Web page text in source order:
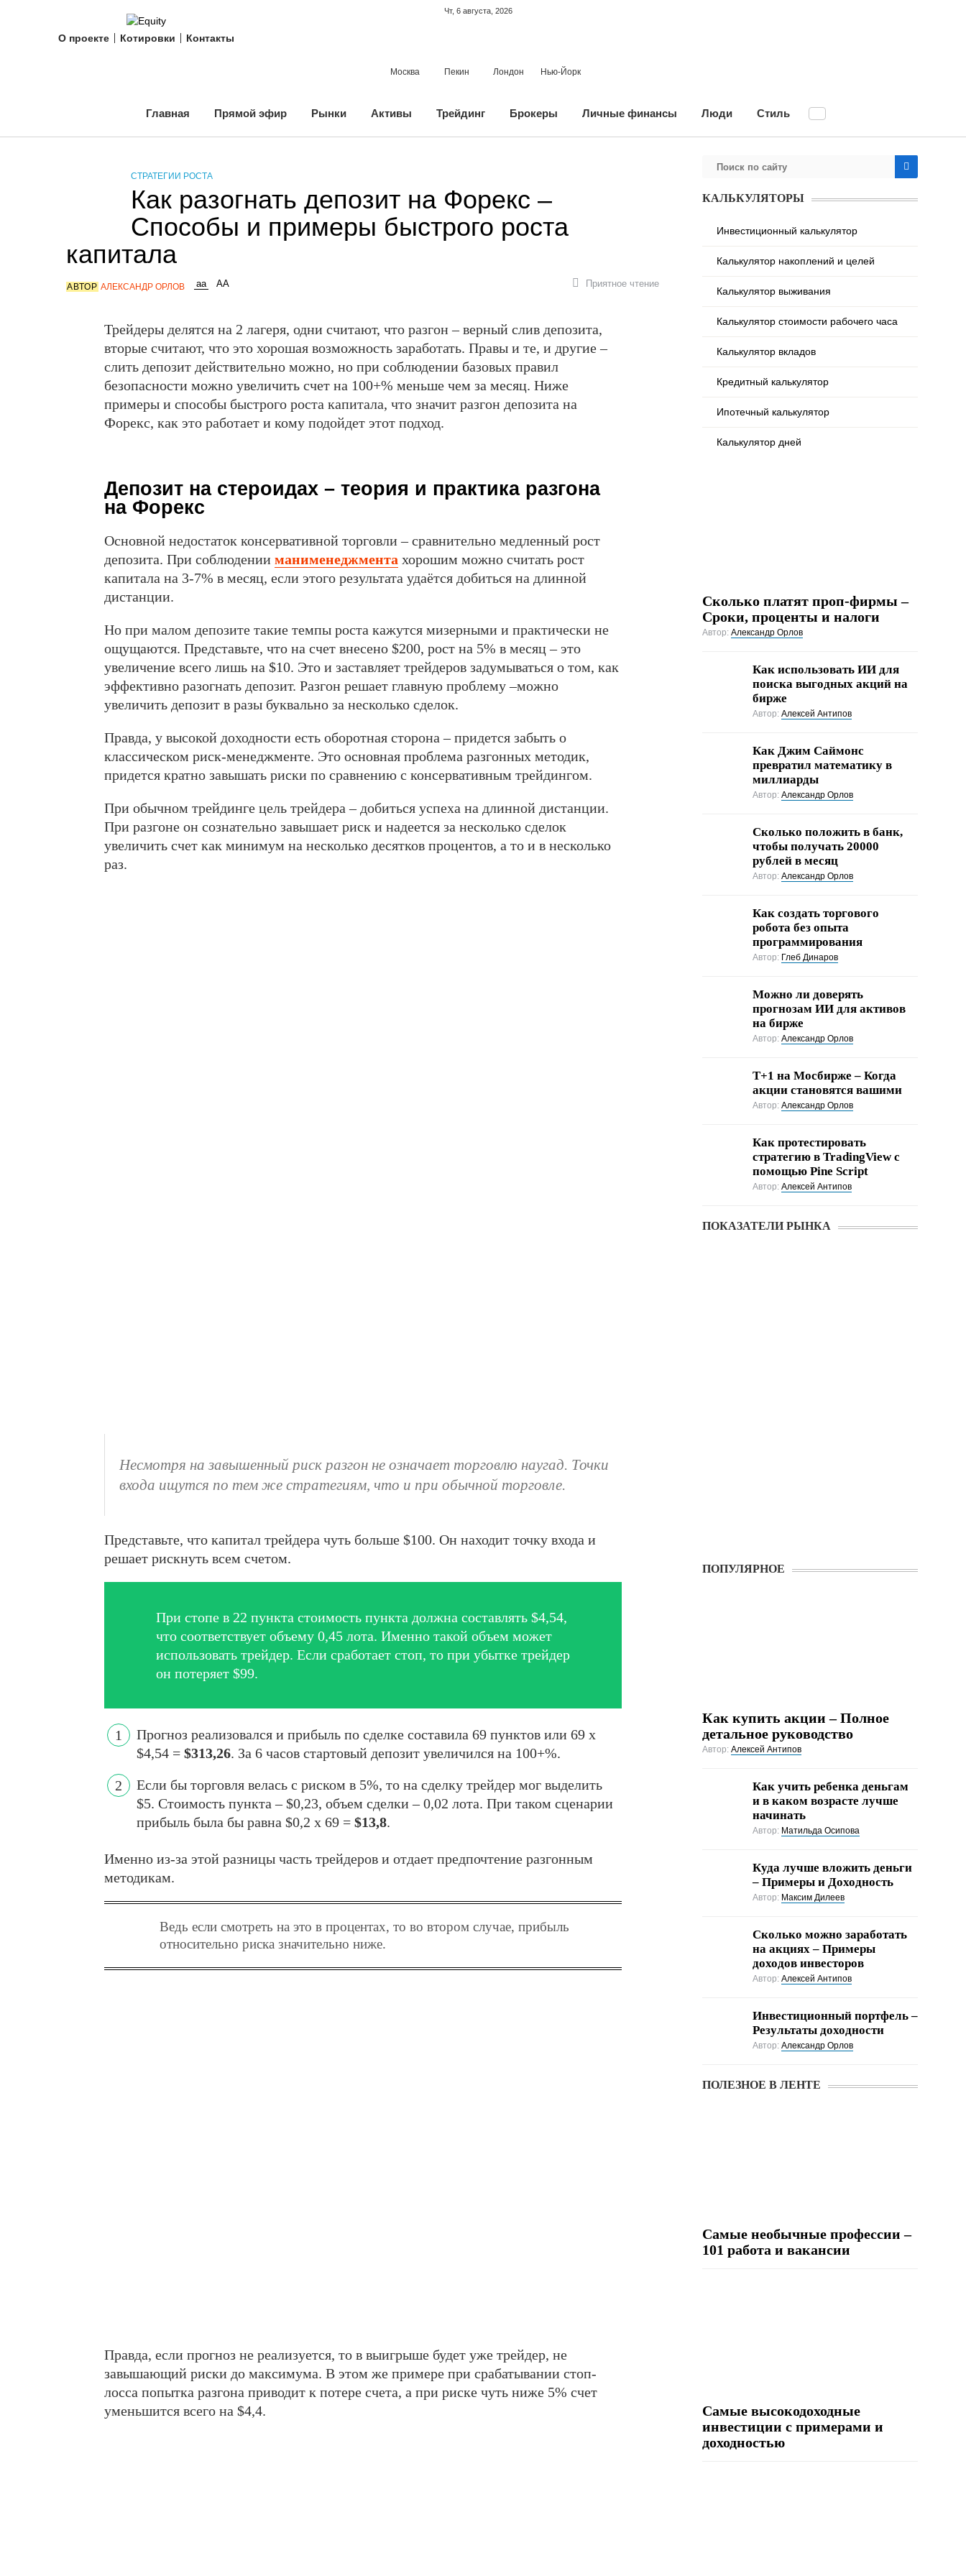
О проекте Котировки Контакты
Чт, 6 августа, 2026
Москва Пекин Лондон Нью-Йорк
Главная Прямой эфир Рынки Активы Трейдинг Брокеры Личные финансы Люди Стиль
СТРАТЕГИИ РОСТА
Как разогнать депозит на Форекс –
Способы и примеры быстрого роста
капитала
АВТОР АЛЕКСАНДР ОРЛОВ Приятное чтение
Трейдеры делятся на 2 лагеря, одни считают, что разгон – верный слив депозита,
вторые считают, что это хорошая возможность заработать. Правы и те, и другие –
слить депозит действительно можно, но при соблюдении базовых правил
безопасности можно увеличить счет на 100+% меньше чем за месяц. Ниже
примеры и способы быстрого роста капитала, что значит разгон депозита на
Форекс, как это работает и кому подойдет этот подход.
Депозит на стероидах – теория и практика разгона
на Форекс
Основной недостаток консервативной торговли – сравнительно медленный рост
депозита. При соблюдении манименеджмента хорошим можно считать рост
капитала на 3-7% в месяц, если этого результата удаётся добиться на длинной
дистанции.
Но при малом депозите такие темпы роста кажутся мизерными и практически не
ощущаются. Представьте, что на счет внесено $200, рост на 5% в месяц – это
увеличение всего лишь на $10. Это и заставляет трейдеров задумываться о том, как
эффективно разогнать депозит. Разгон решает главную проблему –можно
увеличить депозит в разы буквально за несколько сделок.
Правда, у высокой доходности есть оборотная сторона – придется забыть о
классическом риск-менеджменте. Это основная проблема разгонных методик,
придется кратно завышать риски по сравнению с консервативным трейдингом.
При обычном трейдинге цель трейдера – добиться успеха на длинной дистанции.
При разгоне он сознательно завышает риск и надеется за несколько сделок
увеличить счет как минимум на несколько десятков процентов, а то и в несколько
раз.
Несмотря на завышенный риск разгон не означает торговлю наугад. Точки
входа ищутся по тем же стратегиям, что и при обычной торговле.
Представьте, что капитал трейдера чуть больше $100. Он находит точку входа и
решает рискнуть всем счетом.
При стопе в 22 пункта стоимость пункта должна составлять $4,54,
что соответствует объему 0,45 лота. Именно такой объем может
использовать трейдер. Если сработает стоп, то при убытке трейдер
он потеряет $99.
Прогноз реализовался и прибыль по сделке составила 69 пунктов или 69 х
$4,54 = $313,26. За 6 часов стартовый депозит увеличился на 100+%.
Если бы торговля велась с риском в 5%, то на сделку трейдер мог выделить
$5. Стоимость пункта – $0,23, объем сделки – 0,02 лота. При таком сценарии
прибыль была бы равна $0,2 x 69 = $13,8.
Именно из-за этой разницы часть трейдеров и отдает предпочтение разгонным
методикам.
Ведь если смотреть на это в процентах, то во втором случае, прибыль
относительно риска значительно ниже.
Правда, если прогноз не реализуется, то в выигрыше будет уже трейдер, не
завышающий риски до максимума. В этом же примере при срабатывании стоп-
лосса попытка разгона приводит к потере счета, а при риске чуть ниже 5% счет
уменьшится всего на $4,4.
КАЛЬКУЛЯТОРЫ
Инвестиционный калькулятор
Калькулятор накоплений и целей
Калькулятор выживания
Калькулятор стоимости рабочего часа
Калькулятор вкладов
Кредитный калькулятор
Ипотечный калькулятор
Калькулятор дней
Сколько платят проп-фирмы –
Сроки, проценты и налоги
Автор: Александр Орлов
Как использовать ИИ для
поиска выгодных акций на
бирже
Автор: Алексей Антипов
Как Джим Саймонс
превратил математику в
миллиарды
Автор: Александр Орлов
Сколько положить в банк,
чтобы получать 20000
рублей в месяц
Автор: Александр Орлов
Как создать торгового
робота без опыта
программирования
Автор: Глеб Динаров
Можно ли доверять
прогнозам ИИ для активов
на бирже
Автор: Александр Орлов
Т+1 на Мосбирже – Когда
акции становятся вашими
Автор: Александр Орлов
Как протестировать
стратегию в TradingView с
помощью Pine Script
Автор: Алексей Антипов
ПОКАЗАТЕЛИ РЫНКА
ПОПУЛЯРНОЕ
Как купить акции – Полное
детальное руководство
Автор: Алексей Антипов
Как учить ребенка деньгам
и в каком возрасте лучше
начинать
Автор: Матильда Осипова
Куда лучше вложить деньги
– Примеры и Доходность
Автор: Максим Дилеев
Cколько можно заработать
на акциях – Примеры
доходов инвесторов
Автор: Алексей Антипов
Инвестиционный портфель –
Результаты доходности
Автор: Александр Орлов
ПОЛЕЗНОЕ В ЛЕНТЕ
Самые необычные профессии –
101 работа и вакансии
Самые высокодоходные
инвестиции с примерами и
доходностью